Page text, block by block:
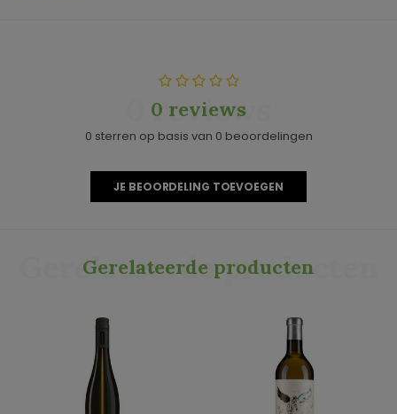
0 reviews
0 reviews
0 sterren op basis van 0 beoordelingen
JE BEOORDELING TOEVOEGEN
Gerelateerde producten
Gerelateerde producten